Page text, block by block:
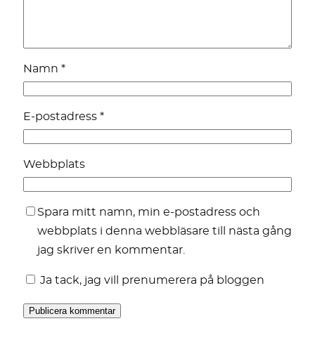
Namn *
E-postadress *
Webbplats
Spara mitt namn, min e-postadress och
webbplats i denna webbläsare till nästa gång
jag skriver en kommentar.
Ja tack, jag vill prenumerera på bloggen